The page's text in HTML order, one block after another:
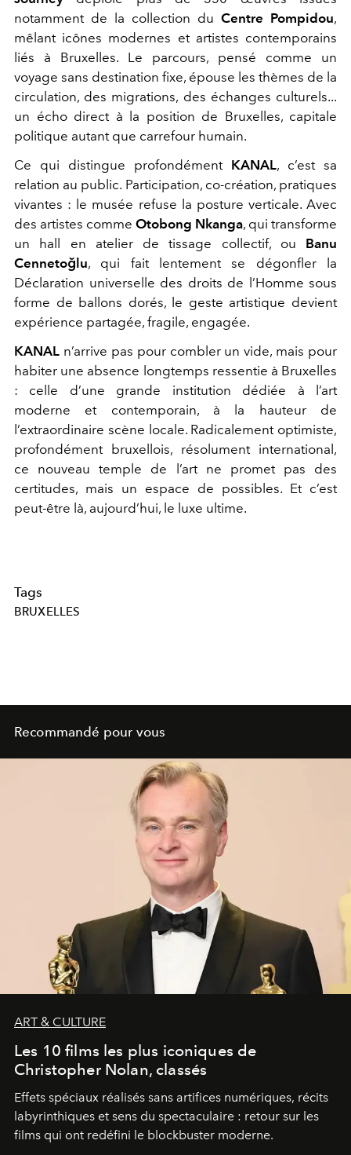
notamment de la collection du Centre Pompidou,
mêlant icônes modernes et artistes contemporains
liés à Bruxelles. Le parcours, pensé comme un
voyage sans destination fixe, épouse les thèmes de la
circulation, des migrations, des échanges culturels...
un écho direct à la position de Bruxelles, capitale
politique autant que carrefour humain.
Ce qui distingue profondément KANAL, c’est sa
relation au public. Participation, co-création, pratiques
vivantes : le musée refuse la posture verticale. Avec
des artistes comme Otobong Nkanga, qui transforme
un hall en atelier de tissage collectif, ou Banu
Cennetoğlu, qui fait lentement se dégonfler la
Déclaration universelle des droits de l’Homme sous
forme de ballons dorés, le geste artistique devient
expérience partagée, fragile, engagée.
KANAL n’arrive pas pour combler un vide, mais pour
habiter une absence longtemps ressentie à Bruxelles
: celle d’une grande institution dédiée à l’art
moderne et contemporain, à la hauteur de
l’extraordinaire scène locale. Radicalement optimiste,
profondément bruxellois, résolument international,
ce nouveau temple de l’art ne promet pas des
certitudes, mais un espace de possibles. Et c’est
peut-être là, aujourd’hui, le luxe ultime.
Tags
BRUXELLES
Recommandé pour vous
ART & CULTURE
Les 10 films les plus iconiques de
Christopher Nolan, classés
Effets spéciaux réalisés sans artifices numériques, récits
labyrinthiques et sens du spectaculaire : retour sur les
films qui ont redéfini le blockbuster moderne.